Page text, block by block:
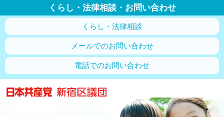
くらし・法律相談・お問い合わせ
くらし・法律相談
メールでのお問い合わせ
電話でのお問い合わせ